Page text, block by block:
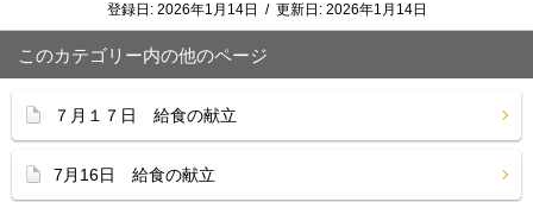
登録日: 2026年1月14日 / 更新日: 2026年1月14日
このカテゴリー内の他のページ
７月１７日 給食の献立
7月16日 給食の献立